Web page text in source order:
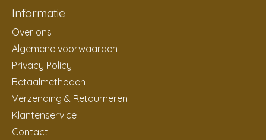
Informatie
Over ons
Algemene voorwaarden
Privacy Policy
Betaalmethoden
Verzending & Retourneren
Klantenservice
Contact